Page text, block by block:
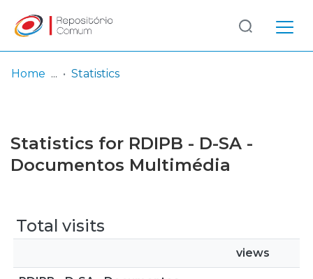
Browse repository
Log
In
(current)
Home Statistics
Statistics for RDIPB - D-SA -
Documentos Multimédia
Total visits
views